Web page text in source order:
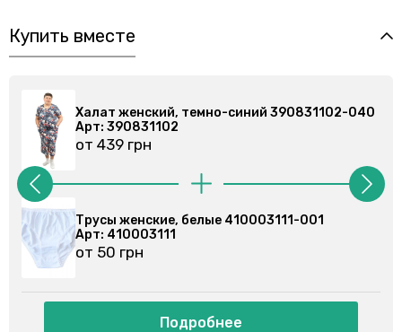
Купить вместе
Халат женский, темно-синий 390831102-040
Арт: 390831102
от 439 грн
Трусы женские, белые 410003111-001
Арт: 410003111
от 50 грн
Подробнее